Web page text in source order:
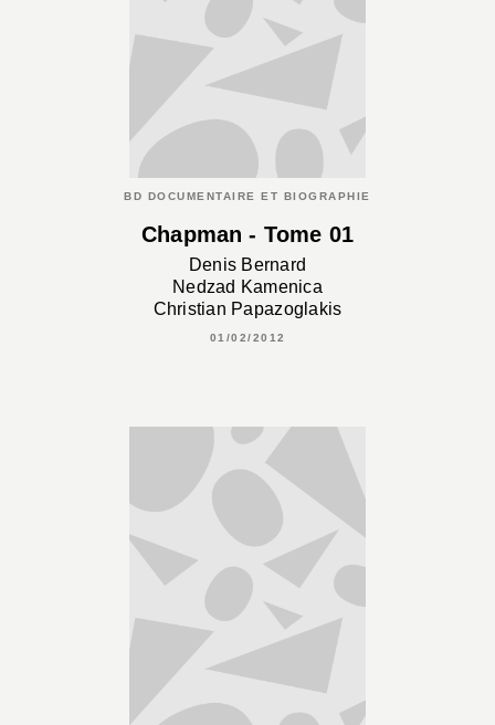
BD DOCUMENTAIRE ET BIOGRAPHIE
Chapman - Tome 01
Denis Bernard
Nedzad Kamenica
Christian Papazoglakis
01/02/2012